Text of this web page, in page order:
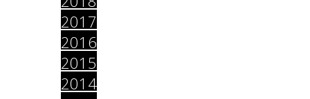
2017
2016
2015
2014